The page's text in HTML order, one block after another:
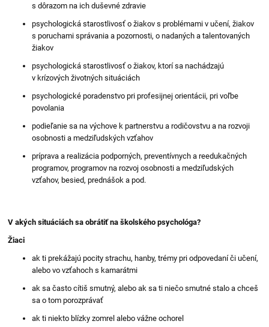
s dôrazom na ich duševné zdravie
psychologická starostlivosť o žiakov s problémami v učení, žiakov
s poruchami správania a pozornosti, o nadaných a talentovaných
žiakov
psychologická starostlivosť o žiakov, ktorí sa nachádzajú
v krízových životných situáciách
psychologické poradenstvo pri profesijnej orientácii, pri voľbe
povolania
podieľanie sa na výchove k partnerstvu a rodičovstvu a na rozvoji
osobnosti a medziľudských vzťahov
príprava a realizácia podporných, preventívnych a reedukačných
programov, programov na rozvoj osobnosti a medziľudských
vzťahov, besied, prednášok a pod.
V akých situáciách sa obrátiť na školského psychológa?
Žiaci
ak ti prekážajú pocity strachu, hanby, trémy pri odpovedaní či učení,
alebo vo vzťahoch s kamarátmi
ak sa často cítiš smutný, alebo ak sa ti niečo smutné stalo a chceš
sa o tom porozprávať
ak ti niekto blízky zomrel alebo vážne ochorel